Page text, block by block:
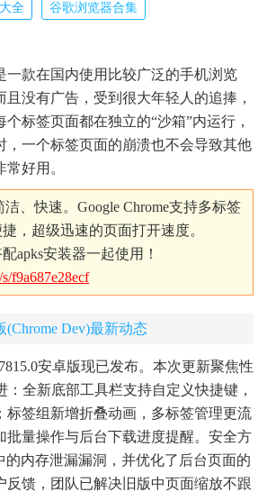
全 谷歌浏览器合集
一款在国内使用比较广泛的手机浏览
没有广告，受到很大年轻人的追捧，
标签页面都在独立的“沙箱”内运行，
，一个标签页面的崩溃也不会导致其他
好用。
洁、快速。Google Chrome支持多标签
，超级迅速的页面打开速度。
apks安装器一起使用！
f9a687e28ecf
Dev)最新动态
安卓版现已发布。本次更新聚焦性
全新底部工具栏支持自定义快捷键，
标签组新增折叠动画，多标签管理更流
批量操作与后台下载进度提醒。安全方
的内存泄漏漏洞，并优化了后台页面的
反馈，团队已解决旧版中页面缩放不跟